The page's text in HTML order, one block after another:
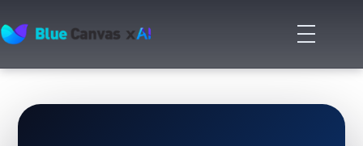
BLUECANVAS
메
뉴
기